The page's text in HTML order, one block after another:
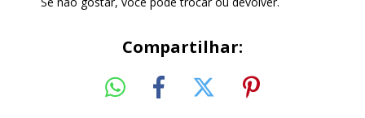
Compartilhar: